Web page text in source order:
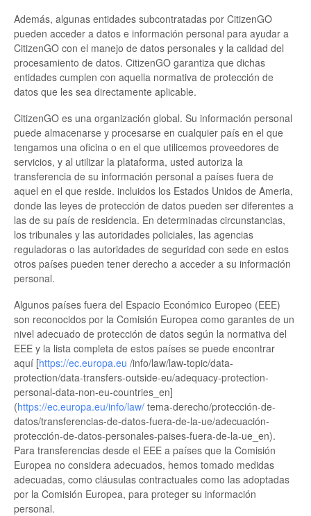
Además, algunas entidades subcontratadas por CitizenGO
pueden acceder a datos e información personal para ayudar a
CitizenGO con el manejo de datos personales y la calidad del
procesamiento de datos. CitizenGO garantiza que dichas
entidades cumplen con aquella normativa de protección de
datos que les sea directamente aplicable.
CitizenGO es una organización global. Su información personal
puede almacenarse y procesarse en cualquier país en el que
tengamos una oficina o en el que utilicemos proveedores de
servicios, y al utilizar la plataforma, usted autoriza la
transferencia de su información personal a países fuera de
aquel en el que reside. incluidos los Estados Unidos de Ameria,
donde las leyes de protección de datos pueden ser diferentes a
las de su país de residencia. En determinadas circunstancias,
los tribunales y las autoridades policiales, las agencias
reguladoras o las autoridades de seguridad con sede en estos
otros países pueden tener derecho a acceder a su información
personal.
Algunos países fuera del Espacio Económico Europeo (EEE)
son reconocidos por la Comisión Europea como garantes de un
nivel adecuado de protección de datos según la normativa del
EEE y la lista completa de estos países se puede encontrar
aquí [https://ec.europa.eu /info/law/law-topic/data-
protection/data-transfers-outside-eu/adequacy-protection-
personal-data-non-eu-countries_en]
(https://ec.europa.eu/info/law/ tema-derecho/protección-de-
datos/transferencias-de-datos-fuera-de-la-ue/adecuación-
protección-de-datos-personales-paises-fuera-de-la-ue_en).
Para transferencias desde el EEE a países que la Comisión
Europea no considera adecuados, hemos tomado medidas
adecuadas, como cláusulas contractuales como las adoptadas
por la Comisión Europea, para proteger su información
personal.